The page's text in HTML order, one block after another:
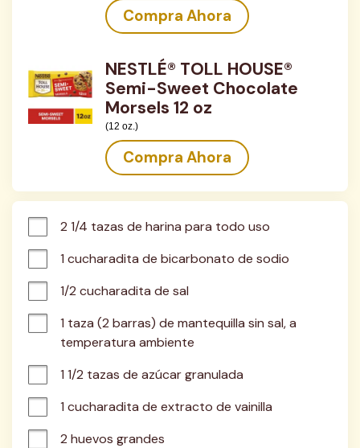
Compra Ahora
NESTLÉ® TOLL HOUSE®
Semi-Sweet Chocolate
Morsels 12 oz
(12 oz.)
Compra Ahora
2 1/4 tazas de harina para todo uso
1 cucharadita de bicarbonato de sodio
1/2 cucharadita de sal
1 taza (2 barras) de mantequilla sin sal, a
temperatura ambiente
1 1/2 tazas de azúcar granulada
1 cucharadita de extracto de vainilla
2 huevos grandes